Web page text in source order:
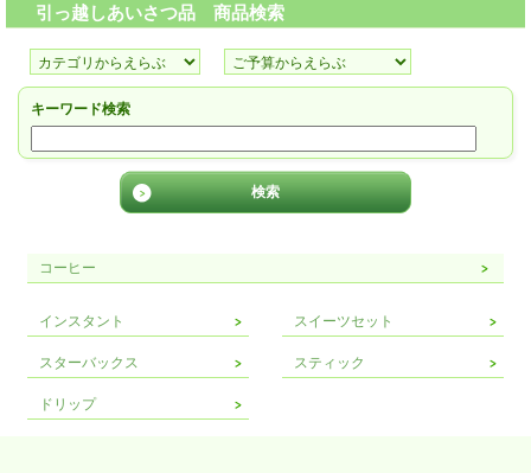
引っ越しあいさつ品 商品検索
キーワード検索
コーヒー
インスタント
スターバックス
ドリップ
スイーツセット
スティック